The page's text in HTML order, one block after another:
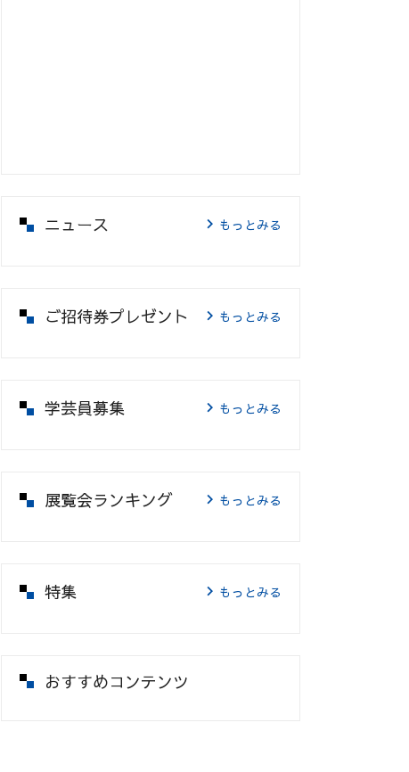
ニュース もっとみる
ご招待券プレゼント もっとみる
学芸員募集 もっとみる
展覧会ランキング もっとみる
特集 もっとみる
おすすめコンテンツ